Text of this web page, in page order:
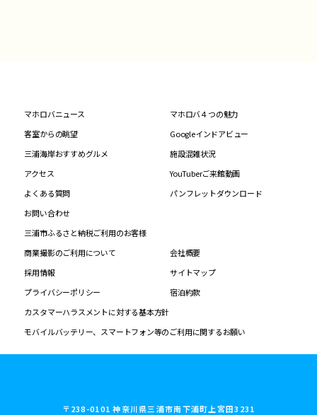
マホロバニュース
マホロバ４つの魅力
客室からの眺望
Googleインドアビュー
三浦海岸おすすめグルメ
施設混雑状況
アクセス
YouTuberご来館動画
よくある質問
パンフレットダウンロード
お問い合わせ
三浦市ふるさと納税ご利用のお客様
商業撮影のご利用について
会社概要
採用情報
サイトマップ
プライバシーポリシー
宿泊約款
カスタマーハラスメントに対する基本方針
モバイルバッテリー、スマートフォン等のご利用に関するお願い
〒238-0101 神奈川県三浦市南下浦町上宮田3231